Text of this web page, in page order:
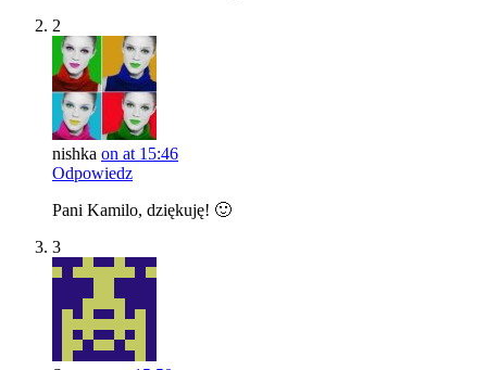
2
nishka on at 15:46
Odpowiedz
Pani Kamilo, dziękuję! 🙂
3